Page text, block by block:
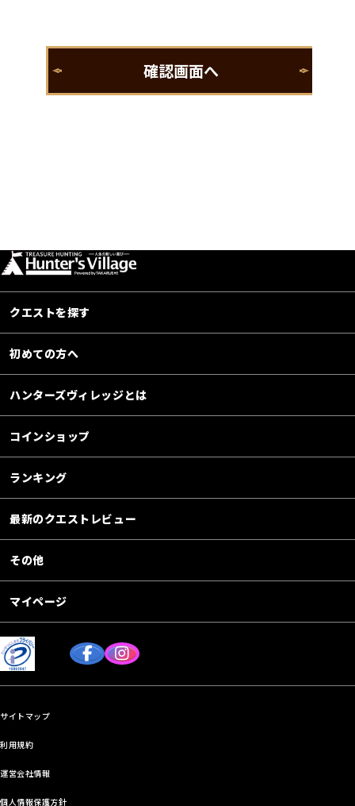
クエストを探す
初めての方へ
ハンターズヴィレッジとは
コインショップ
ランキング
最新のクエストレビュー
その他
マイページ
サイトマップ
利用規約
運営会社情報
個人情報保護方針